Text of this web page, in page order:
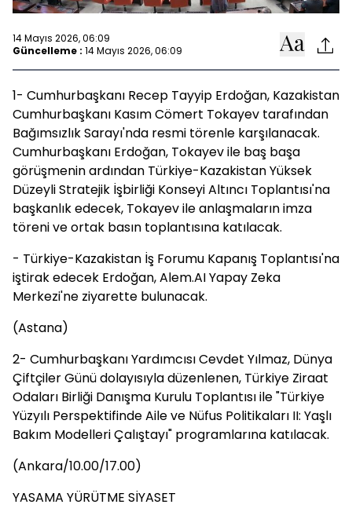
14 Mayıs 2026, 06:09
Güncelleme : 14 Mayıs 2026, 06:09
1- Cumhurbaşkanı Recep Tayyip Erdoğan, Kazakistan
Cumhurbaşkanı Kasım Cömert Tokayev tarafından
Bağımsızlık Sarayı'nda resmi törenle karşılanacak.
Cumhurbaşkanı Erdoğan, Tokayev ile baş başa
görüşmenin ardından Türkiye-Kazakistan Yüksek
Düzeyli Stratejik İşbirliği Konseyi Altıncı Toplantısı'na
başkanlık edecek, Tokayev ile anlaşmaların imza
töreni ve ortak basın toplantısına katılacak.
- Türkiye-Kazakistan İş Forumu Kapanış Toplantısı'na
iştirak edecek Erdoğan, Alem.AI Yapay Zeka
Merkezi'ne ziyarette bulunacak.
(Astana)
2- Cumhurbaşkanı Yardımcısı Cevdet Yılmaz, Dünya
Çiftçiler Günü dolayısıyla düzenlenen, Türkiye Ziraat
Odaları Birliği Danışma Kurulu Toplantısı ile "Türkiye
Yüzyılı Perspektifinde Aile ve Nüfus Politikaları II: Yaşlı
Bakım Modelleri Çalıştayı" programlarına katılacak.
(Ankara/10.00/17.00)
YASAMA YÜRÜTME SİYASET